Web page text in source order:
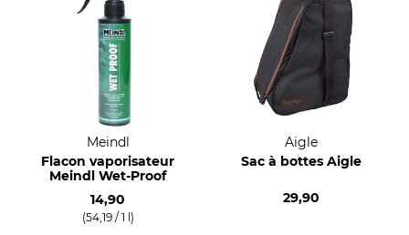
Meindl
Flacon vaporisateur
Meindl Wet-Proof
14,90
(54,19 / 1 l)
Aigle
Sac à bottes Aigle
29,90